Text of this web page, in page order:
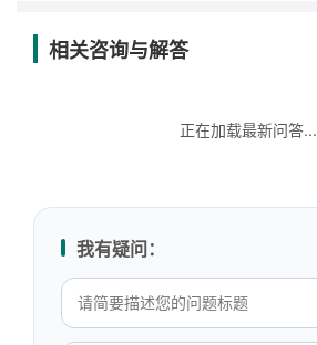
相关咨询与解答
正在加载最新问答...
我有疑问：